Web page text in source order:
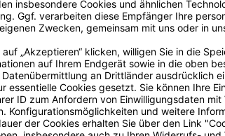
Sicherer Kauf Auf Rechnung